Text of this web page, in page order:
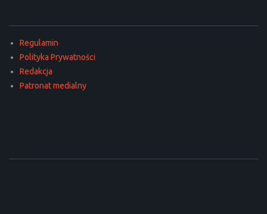
Regulamin
Polityka Prywatności
Redakcja
Patronat medialny